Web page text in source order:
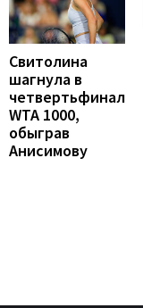
Свитолина
шагнула в
четвертьфинал
WTA 1000,
обыграв
Анисимову